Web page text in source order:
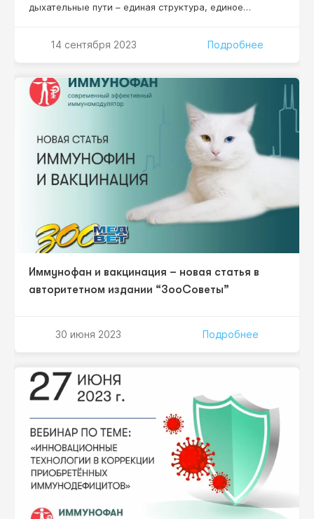
дыхательные пути – единая структура, единое
подходы к диагностике, лечению и профилактике
основе взаимодействия врачей различных
специальностей. Благодаря гибридному формату, в
конференции примут участие спикеры из нескольких
городов России. Мероприятие пройдет…
14 сентября 2023 Подробнее
Иммунофан и вакцинация – новая статья в
авторитетном издании “ЗооСоветы”
30 июня 2023 Подробнее